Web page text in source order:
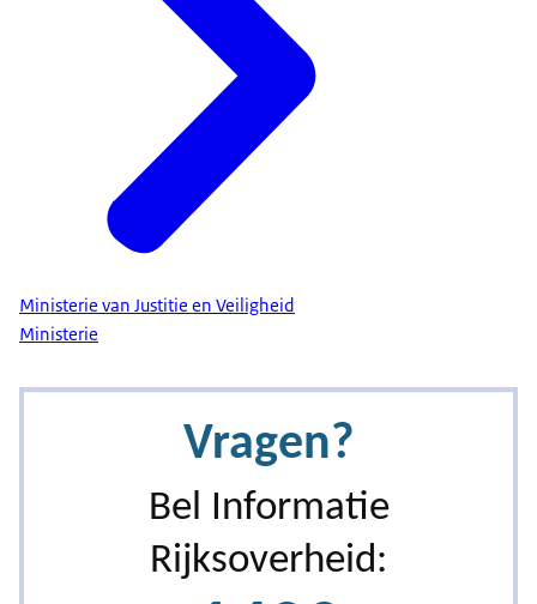
Ministerie van Justitie en Veiligheid
Ministerie